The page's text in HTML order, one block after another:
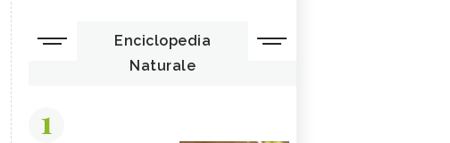
Enciclopedia
Naturale
1